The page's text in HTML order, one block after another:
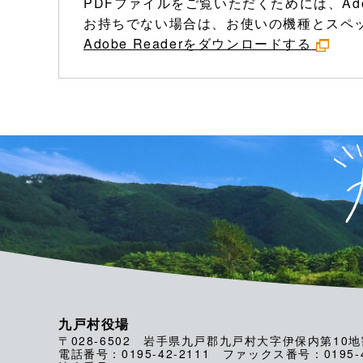
お持ちでない場合は、お使いの機種とス
Adobe Readerをダウンロードする
九戸村役場
〒028-6502 岩手県九戸郡九戸村大字伊保内第10
電話番号：0195-42-2111 ファックス番号：